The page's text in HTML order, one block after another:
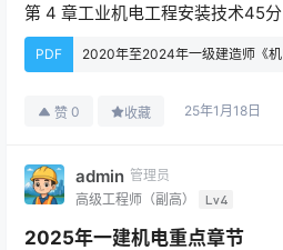
第 4 章工业机电工程安装技术45分
PDF
赞 0 收藏 25年1月18日
admin 管理员
高级工程师（副高）
Lv4
2025年一建机电重点章节